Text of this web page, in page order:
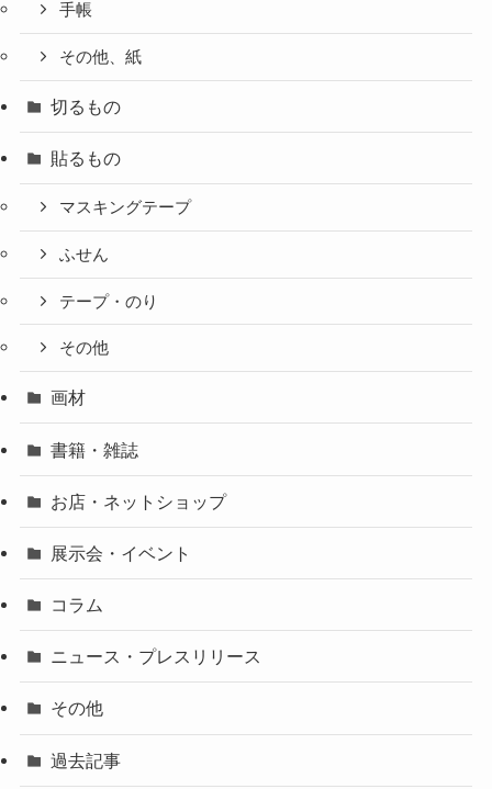
手帳
その他、紙
切るもの
貼るもの
マスキングテープ
ふせん
テープ・のり
その他
画材
書籍・雑誌
お店・ネットショップ
展示会・イベント
コラム
ニュース・プレスリリース
その他
過去記事